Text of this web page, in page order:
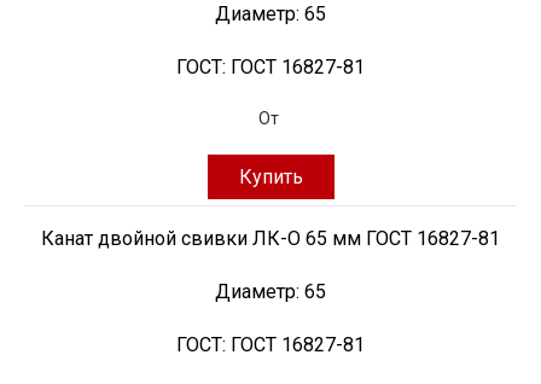
Диаметр: 65
ГОСТ: ГОСТ 16827-81
От
Купить
Канат двойной свивки ЛК-О 65 мм ГОСТ 16827-81
Диаметр: 65
ГОСТ: ГОСТ 16827-81